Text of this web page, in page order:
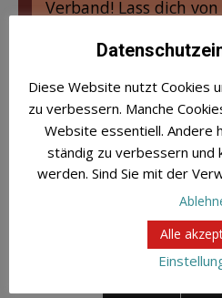
Verband! Lass dich
Kontakte mit
Fachbereich.
Zum Formular
Share
Diese Website nutzt Cookies
zu verbessern. Manche
Website essentiell. Andere
ständig zu verbessern und
werden. Sind Sie mit der
Alle